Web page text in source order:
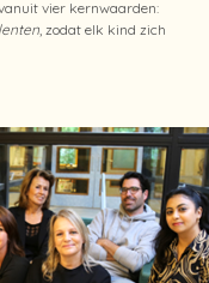
vier kernwaarden:
, zodat elk kind zich